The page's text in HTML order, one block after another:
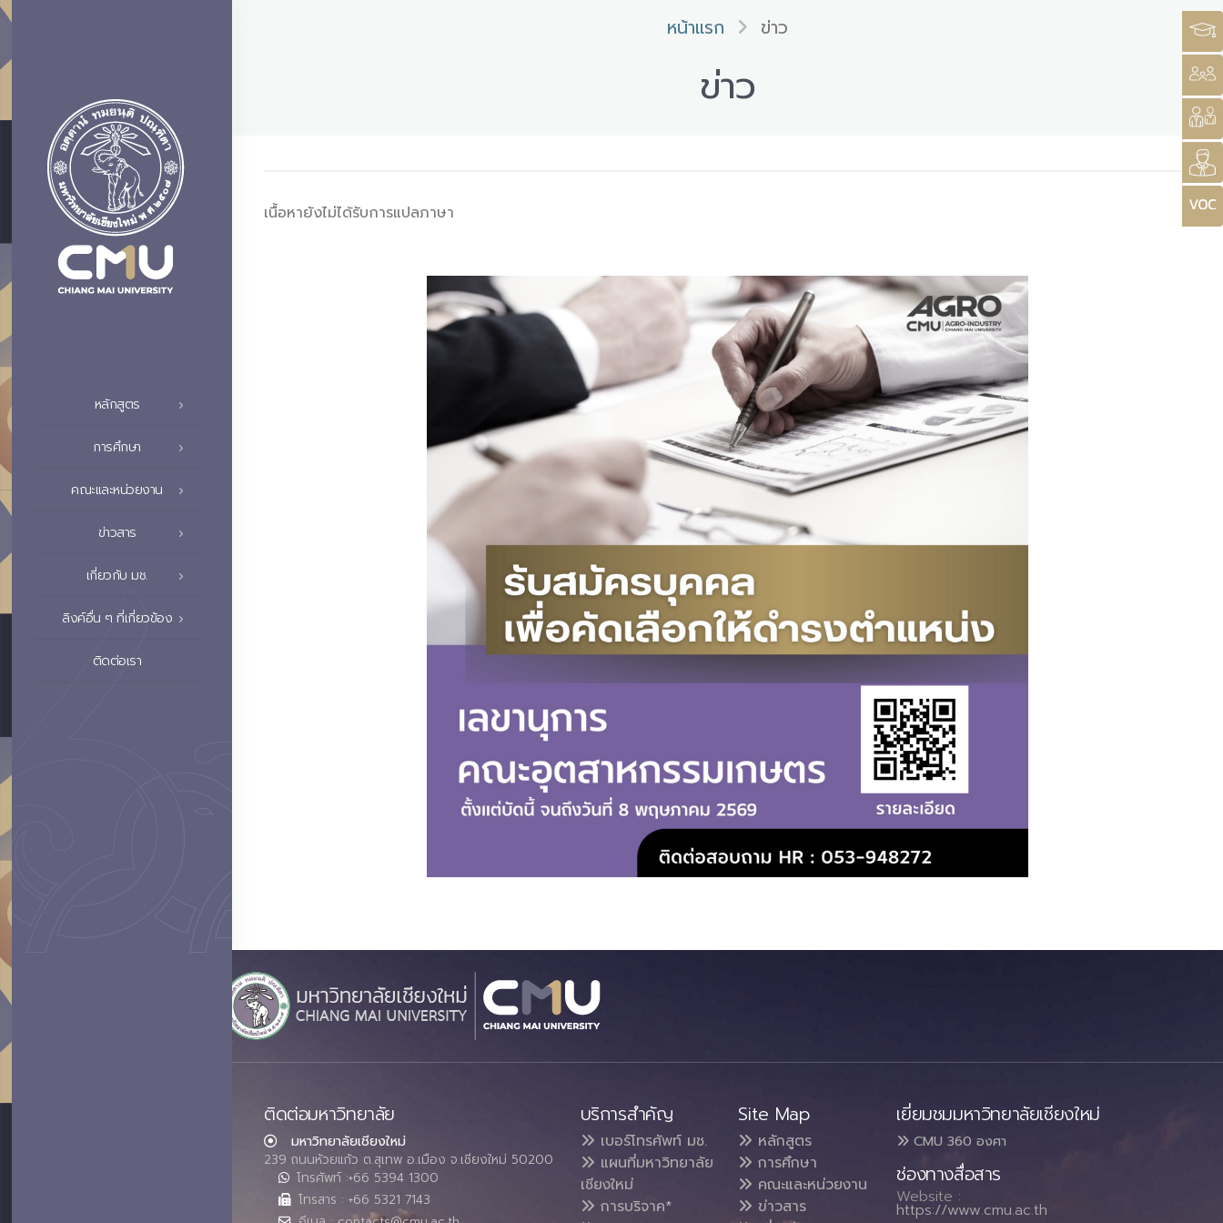
หลักสูตร
การศึกษา
คณะและหน่วยงาน
ข่าวสาร
เกี่ยวกับ มช.
ลิงค์อื่น ๆ ที่เกี่ยวข้อง
ติดต่อเรา
หน้าแรก ข่าว
ข่าว
เนื้อหายังไม่ได้รับการแปลภาษา
ติดต่อมหาวิทยาลัย
มหาวิทยาลัยเชียงใหม่
239 ถนนห้วยแก้ว ต.สุเทพ อ.เมือง จ.เชียงใหม่ 50200
โทรศัพท์ :+66 5394 1300
โทรสาร : +66 5321 7143
บริการสำคัญ
เบอร์โทรศัพท์ มช.
แผนที่มหาวิทยาลัย
เชียงใหม่
การบริจาค*
Site Map
หลักสูตร
การศึกษา
คณะและหน่วยงาน
ข่าวสาร
เยี่ยมชมมหาวิทยาลัยเชียงใหม่
CMU 360 องศา
ช่องทางสื่อสาร
Website :
https://www.cmu.ac.th